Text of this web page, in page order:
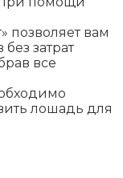
позволяет вам
затрат
все
лошадь для